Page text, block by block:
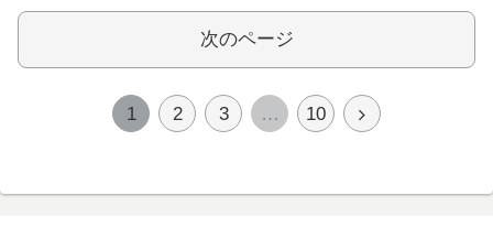
次のページ
1 2 3 … 10
次